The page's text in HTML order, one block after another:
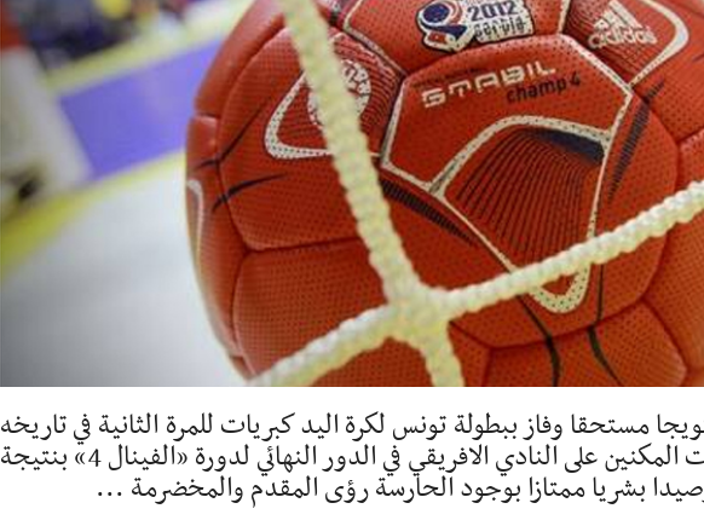
مستحقا وفاز ببطولة تونس لكرة اليد كبريات للمرة الثانية في تاريخه
بعد بطولة 2024. وتغلبت فتيات المكنين على النادي الافريقي في الدور النهائي لدورة «الفينال 4» بنتيجة